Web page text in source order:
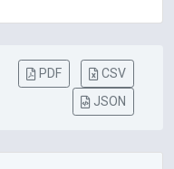
PDF
CSV
JSON